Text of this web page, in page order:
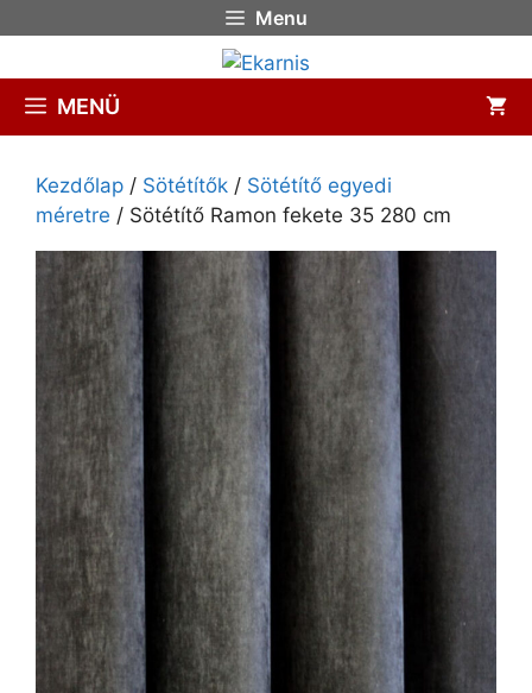
Menu
MENÜ
Kezdőlap / Sötétítők / Sötétítő egyedi
méretre / Sötétítő Ramon fekete 35 280 cm